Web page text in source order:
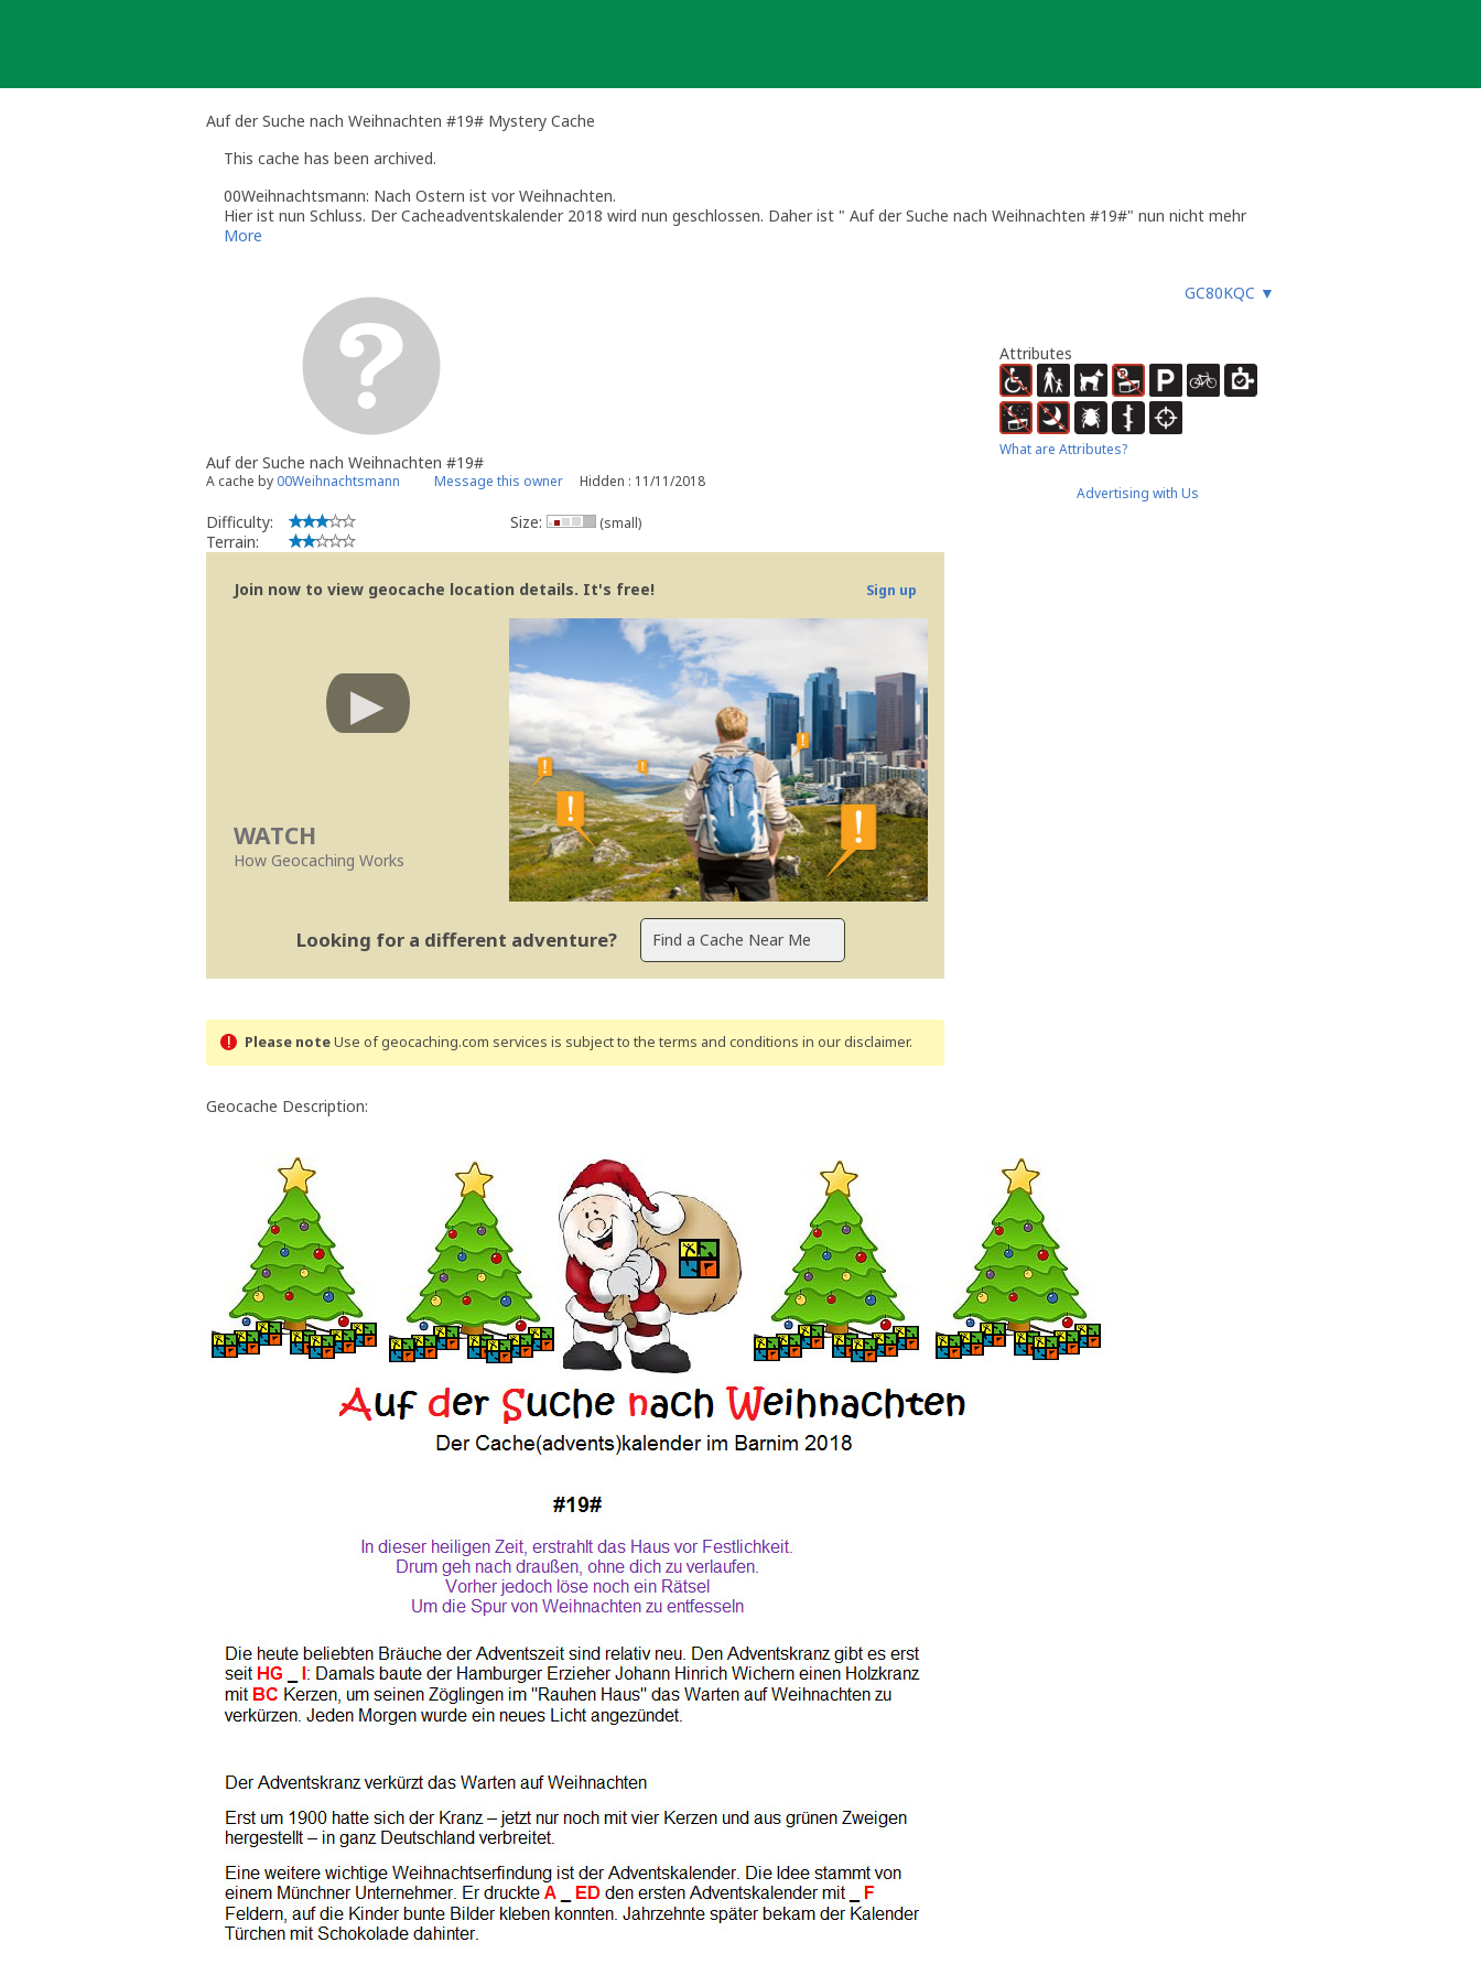
Auf der Suche nach Weihnachten #19# Mystery Cache
This cache has been archived.
00Weihnachtsmann: Nach Ostern ist vor Weihnachten.
Hier ist nun Schluss. Der Cacheadventskalender 2018 wird nun geschlossen. Daher ist " Auf der Suche nach Weihnachten #19#" nun nicht mehr
findbar, denn der Cachebehälter wurde entfernt.
Ohne Owner keine Caches und ohne Caches kein Geocaching. Achtet die Natur und die Umgebung. Erst schauen, dann buddeln und hinterher
nicht besser verstecken.
Bis bald im Wald
00Weihnachtsmann
More
GC80KQC ▼
Auf der Suche nach Weihnachten #19#
A cache by00Weihnachtsmann Message this owner Hidden : 11/11/2018
Difficulty:
Terrain:
Size: (small)
Join now to view geocache location details. It's free! Sign up
WATCH
How Geocaching Works
Looking for a different adventure?
Please noteUse of geocaching.com services is subject to the terms and conditions in our disclaimer.
Geocache Description:
Attributes
What are Attributes?
Advertising with Us